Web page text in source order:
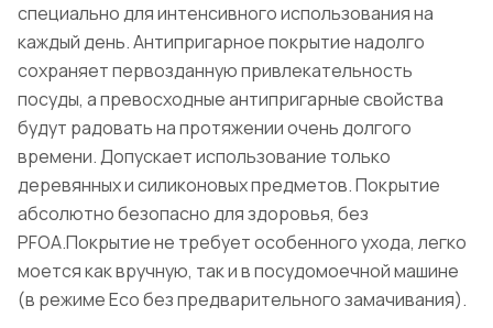
специально для интенсивного использования на
каждый день. Антипригарное покрытие надолго
сохраняет первозданную привлекательность
посуды, а превосходные антипригарные свойства
будут радовать на протяжении очень долгого
времени. Допускает использование только
деревянных и силиконовых предметов. Покрытие
абсолютно безопасно для здоровья, без
PFOA.Покрытие не требует особенного ухода, легко
моется как вручную, так и в посудомоечной машине
(в режиме Eco без предварительного замачивания).